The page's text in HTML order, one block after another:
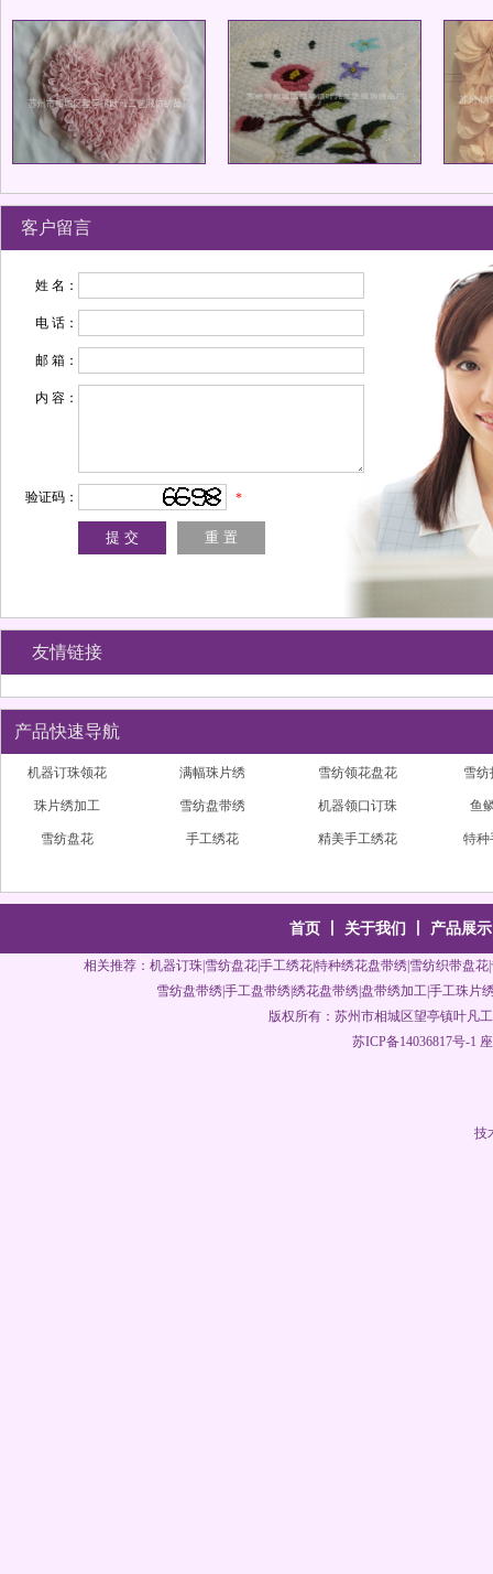
客户留言
姓 名：
电 话：
邮 箱：
内 容：
验证码： *
友情链接
产品快速导航
特种绣花盘带绣 手工盘带绣 机器订珠织带 机
专业手工绣花 时尚盘带绣 机器胸前订珠 珠
粗线手工绣花 亮片绣 心形亮片绣 雪
首页 关于我们 产品展示
相关推荐： 机器订珠 雪纺盘花手工绣花|特种绣花盘带绣|雪纺织带盘花|
雪纺盘带绣|手工盘带绣|绣花盘带绣|盘带绣加工|手工珠片
版权所有： 苏州市相城区望亭镇叶凡
苏ICP备14036817号-1
技